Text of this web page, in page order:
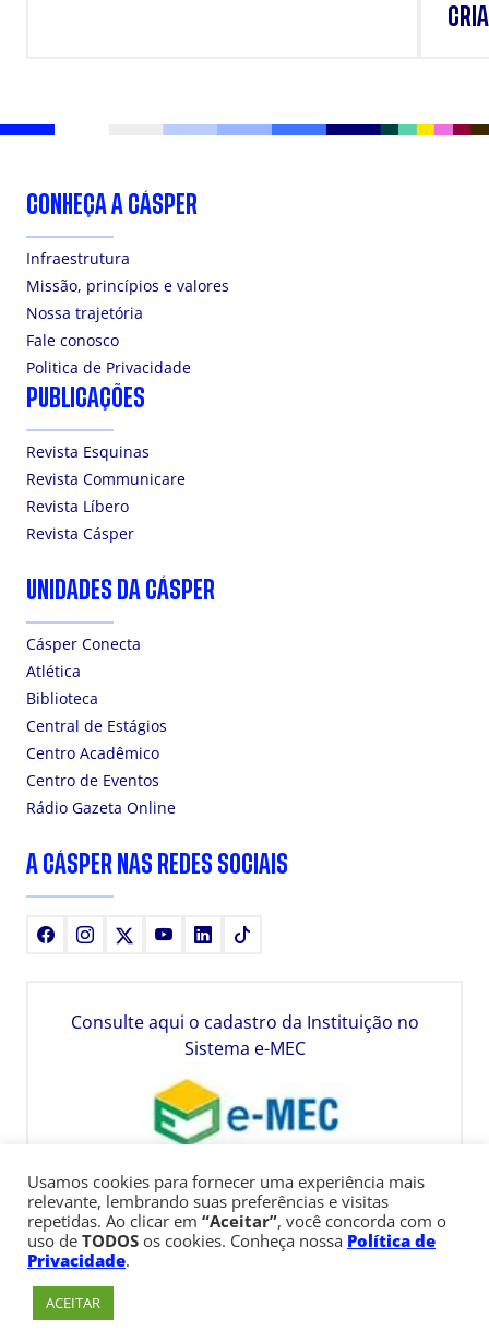
CONHEÇA A CÁSPER
Infraestrutura
Missão, princípios e valores
Nossa trajetória
Fale conosco
Politica de Privacidade
PUBLICAÇÕES
Revista Esquinas
Revista Communicare
Revista Líbero
Revista Cásper
UNIDADES DA CÁSPER
Cásper Conecta
Atlética
Biblioteca
Central de Estágios
Centro Acadêmico
Centro de Eventos
Rádio Gazeta Online
A CÁSPER NAS REDES SOCIAIS
FacebookInstagram YoutubeLinkedIn
Consulte aqui o cadastro da Instituição no
Sistema e-MEC
Usamos cookies para fornecer uma experiência mais
relevante, lembrando suas preferências e visitas
repetidas. Ao clicar em “Aceitar”, você concorda com o
uso de TODOS os cookies. Conheça nossa Política de
Privacidade.
ACEITAR